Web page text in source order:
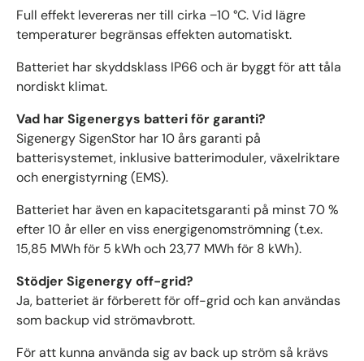
Full effekt levereras ner till cirka −10 °C. Vid lägre
temperaturer begränsas effekten automatiskt.
Batteriet har skyddsklass IP66 och är byggt för att tåla
nordiskt klimat.
Vad har Sigenergys batteri för garanti?
Sigenergy SigenStor har 10 års garanti på
batterisystemet, inklusive batterimoduler, växelriktare
och energistyrning (EMS).
Batteriet har även en kapacitetsgaranti på minst 70 %
efter 10 år eller en viss energigenomströmning (t.ex.
15,85 MWh för 5 kWh och 23,77 MWh för 8 kWh).
Stödjer Sigenergy off-grid?
Ja, batteriet är förberett för off-grid och kan användas
som backup vid strömavbrott.
För att kunna använda sig av back up ström så krävs